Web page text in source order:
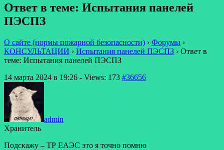
Ответ в теме: Испытания панелей
ПЭСПЗ
О сайте (нормы пожарной безопасности) › Форумы ›
КОНСУЛЬТАЦИИ › Испытания панелей ПЭСПЗ › Ответ в
теме: Испытания панелей ПЭСПЗ
14 марта 2024 в 19:26 - Views: 173 #36656
admin
Хранитель
Подскажу – ТР ЕАЭС это я точно помню